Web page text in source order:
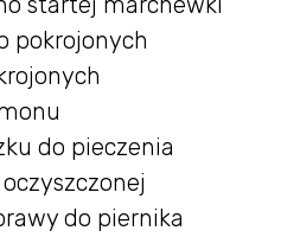
pokrojonych
do pieczenia
oczyszczonej
do piernika